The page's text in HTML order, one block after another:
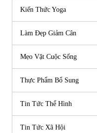
Kiến Thức Yoga
Làm Đẹp Giảm Cân
Mẹo Vặt Cuộc Sống
Thực Phẩm Bổ Sung
Tin Tức Thể Hình
Tin Tức Xã Hội